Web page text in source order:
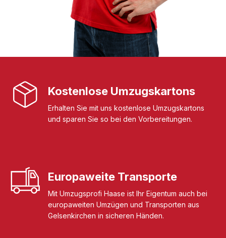
Kostenlose Umzugskartons
Erhalten Sie mit uns kostenlose Umzugskartons
und sparen Sie so bei den Vorbereitungen.
Europaweite Transporte
Mit Umzugsprofi Haase ist Ihr Eigentum auch bei
europaweiten Umzügen und Transporten aus
Gelsenkirchen in sicheren Händen.